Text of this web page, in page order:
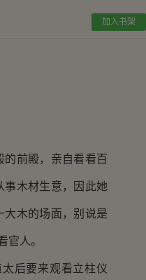
加入书架
前殿，亲自看看百
事木材生意，因此她
大木的场面，别说是
官人。
后要来观看立柱仪